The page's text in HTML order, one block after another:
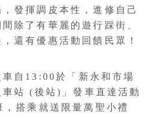
發揮調皮本性，進修自己
除了有華麗的遊行踩街、
還有優惠活動回饋民眾！
自13:00於「新永和市場
站 (後站)」發車直達活動
搭乘就送限量萬聖小禮